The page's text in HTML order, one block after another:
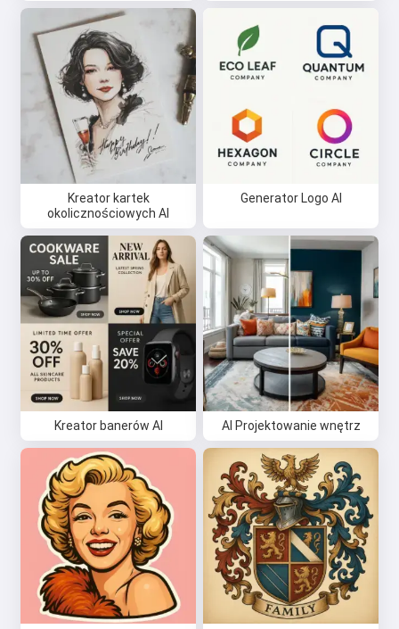
Kreator kartek
okolicznościowych AI
Generator Logo AI
Kreator banerów AI AI Projektowanie wnętrz